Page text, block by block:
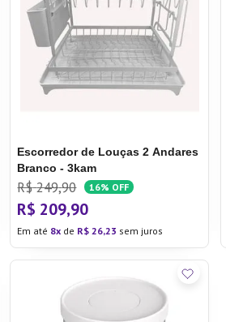
Escorredor de Louças 2 Andares
Branco - 3kam
R$ 249,90 16% OFF
R$ 209,90
Em até 8 de R$ 26,23 sem juros